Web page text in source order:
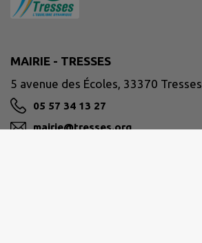
MAIRIE - TRESSES
5 avenue des Écoles, 33370 Tresses
05 57 34 13 27
mairie@tresses.org